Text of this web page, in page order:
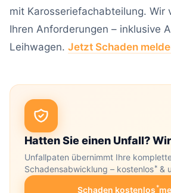
mit Karosseriefachabteilung. Wir
Ihren Anforderungen – inklusive
Leihwagen. Jetzt Schaden
Hatten Sie einen Unfall?
Unfallpaten übernimmt Ihre
Schadensabwicklung – kostenlos*&
Schaden kostenlos*